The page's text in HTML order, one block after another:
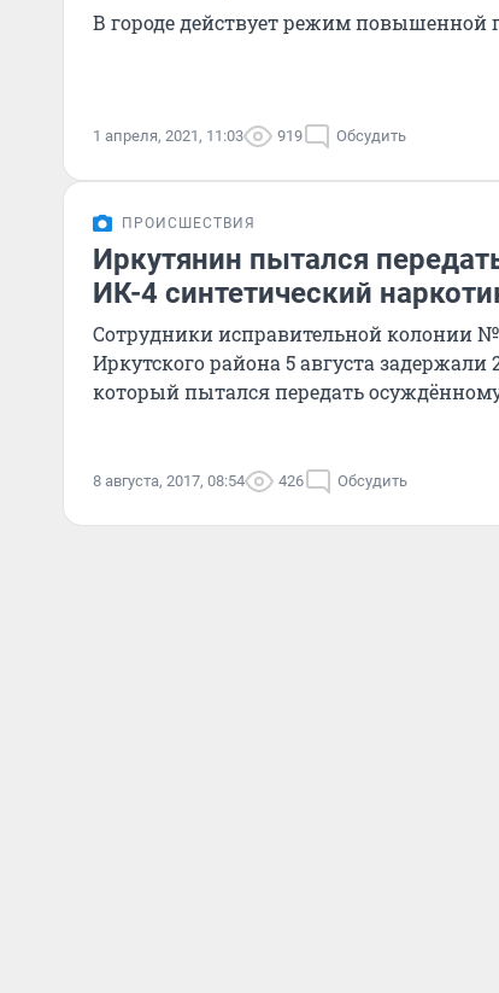
В городе действует режим повышенной
1 апреля, 2021, 11:03 919 Обсудить
ПРОИСШЕСТВИЯ
Иркутянин пытался
ИК-4 синтетический
Сотрудники исправительной колонии
Иркутского района 5 августа задержали
который пытался передать
8 августа, 2017, 08:54 426 Обсудить